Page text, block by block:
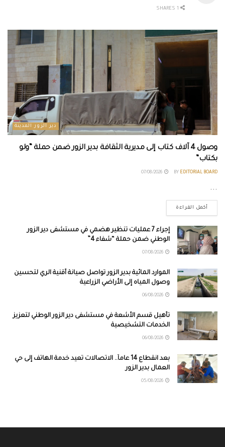
دير الزور المدينة
وصول 4 آلاف كتاب إلى مديرية الثقافة بدير الزور ضمن حملة “ولو
بكتاب”
BY EDITORIAL BOARD
...
أكمل القراءة
إجراء 7 عمليات تنظير هضمي في مستشفى دير الزور
الوطني ضمن حملة “شفاء 4”
الموارد المائية بدير الزور تواصل صيانة أقنية الري لتحسين
وصول المياه إلى الأراضي الزراعية
تأهيل قسم الأشعة في مستشفى دير الزور الوطني لتعزيز
الخدمات التشخيصية
بعد انقطاع 14 عاماً.. الاتصالات تعيد خدمة الهاتف إلى حي
العمال بدير الزور